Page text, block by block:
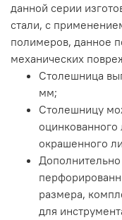
данной серии
стали, с
полимеров, данное
механических
Столешница
мм;
Столешницу
окрашенного
размера,
для